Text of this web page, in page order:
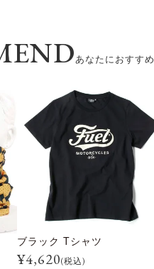
あなたにおすすめ
ブラック Tシャツ
¥4,620(税込)